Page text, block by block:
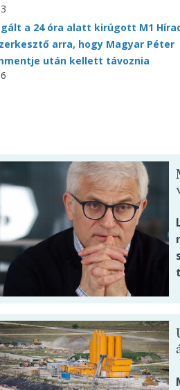
a 24 óra alatt kirúgott M1
arra, hogy Magyar Péter
után kellett távoznia